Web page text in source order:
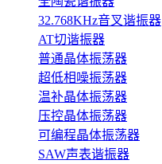
32.768KHz音叉谐振器
AT切谐振器
普通晶体振荡器
超低相噪振荡器
温补晶体振荡器
压控晶体振荡器
可编程晶体振荡器
SAW声表谐振器